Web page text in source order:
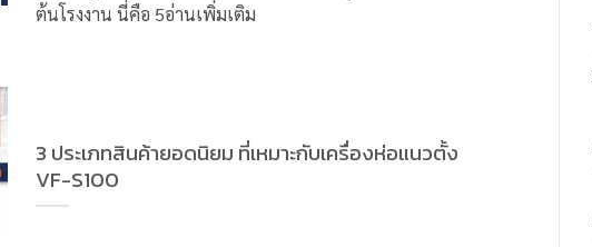
ต้นโรงงาน นี่คือ 5อ่านเพิ่มเติม
3 ประเภทสินค้ายอดนิยม ที่เหมาะกับเครื่องห่อแนวตั้ง
VF-S100